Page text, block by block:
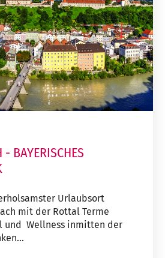
BAYERISCHES
Urlaubsort
mit der Rottal Terme
und Wellness inmitten der